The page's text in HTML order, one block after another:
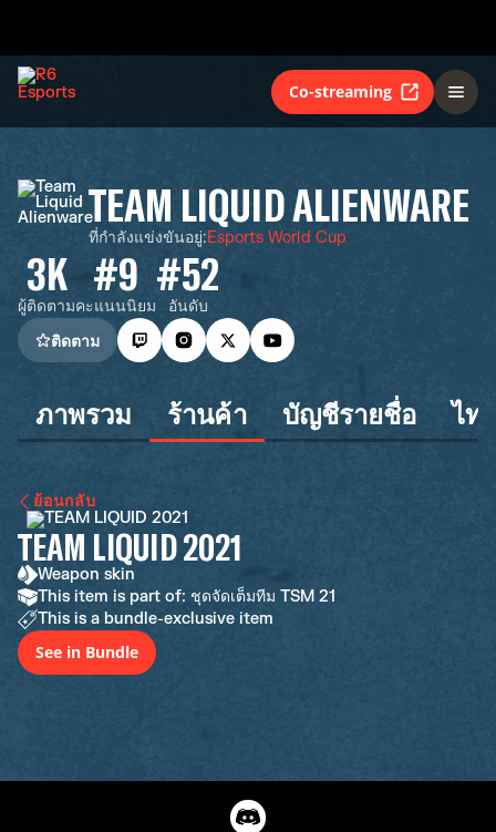
Co-streaming
TEAM LIQUID ALIENWARE
ที่กำลังแข่งขันอยู่:Esports World Cup
3K
ผู้ติดตาม
#9
คะแนนนิยม
#52
อันดับ
ติดตาม
ภาพรวม ร้านค้า บัญชีรายชื่อ ไท
ย้อนกลับ
TEAM LIQUID 2021
Weapon skin
This item is part of: ชุดจัดเต็มทีม TSM 21
This is a bundle-exclusive item
See in Bundle